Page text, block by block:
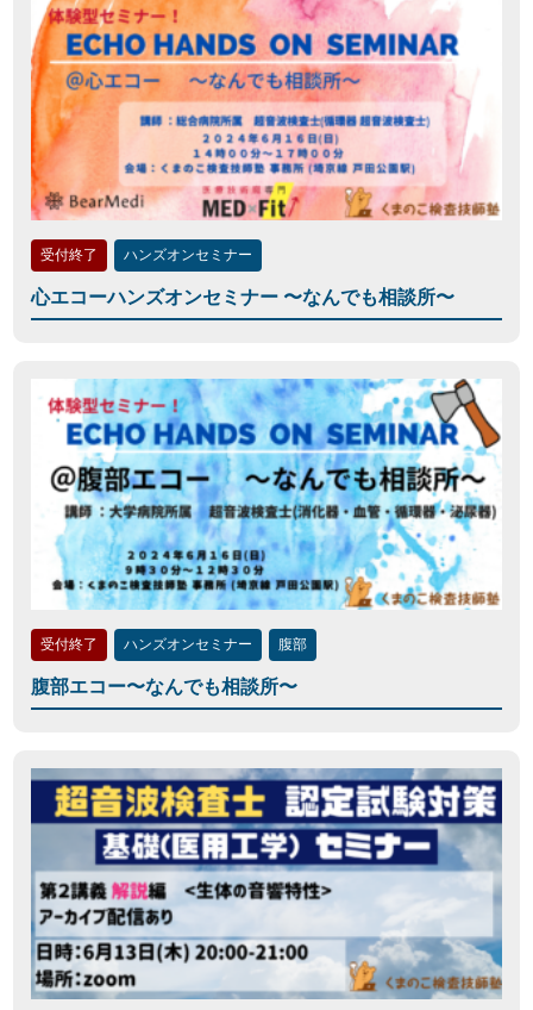
受付終了 ハンズオンセミナー
心エコーハンズオンセミナー 〜なんでも相談所〜
受付終了 ハンズオンセミナー 腹部
腹部エコー〜なんでも相談所〜